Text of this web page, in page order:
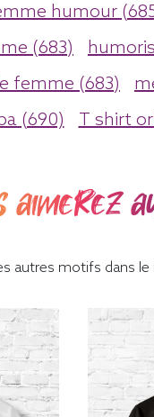
humour
(683)
femme (683)
(690) T shirt
aimerez
autres motifs dans